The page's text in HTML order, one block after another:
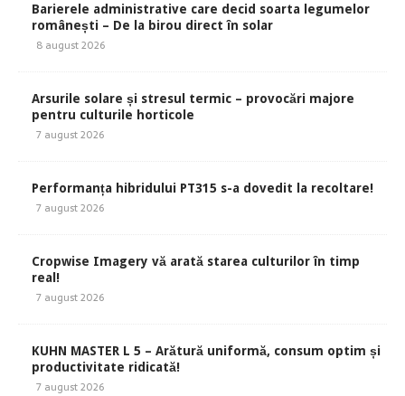
Barierele administrative care decid soarta legumelor
românești – De la birou direct în solar
8 august 2026
Arsurile solare și stresul termic – provocări majore
pentru culturile horticole
7 august 2026
Performanța hibridului PT315 s-a dovedit la recoltare!
7 august 2026
Cropwise Imagery vă arată starea culturilor în timp
real!
7 august 2026
KUHN MASTER L 5 – Arătură uniformă, consum optim și
productivitate ridicată!
7 august 2026